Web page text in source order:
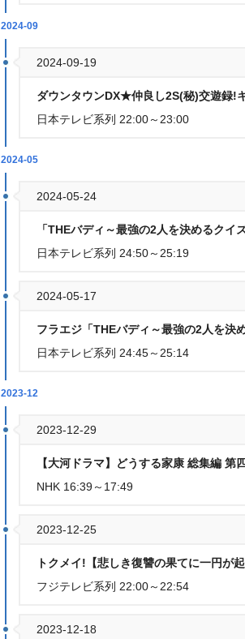
2024-09
2024-09-19
ダウンタウンDX★仲良し2S(秘)交遊録!
日本テレビ系列 22:00～23:00
2024-05
2024-05-24
「THEバディ～最強の2人を決めるク
日本テレビ系列 24:50～25:19
2024-05-17
フラエジ「THEバディ～最強の2人を決
日本テレビ系列 24:45～25:14
2023-12
2023-12-29
【大河ドラマ】どうする家康 総集編 第
NHK 16:39～17:49
2023-12-25
トクメイ!【悲しき復讐の果てに一円が
フジテレビ系列 22:00～22:54
2023-12-18